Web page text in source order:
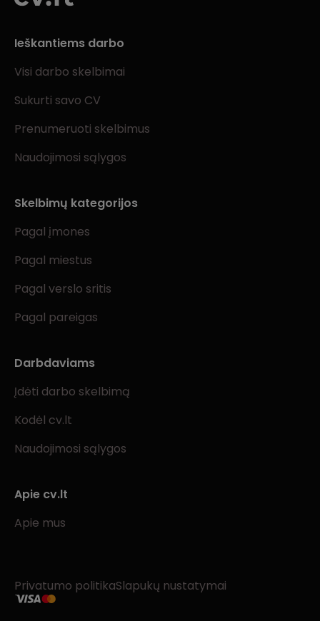
Ieškantiems darbo
Visi darbo skelbimai
Sukurti savo CV
Prenumeruoti skelbimus
Naudojimosi sąlygos
Skelbimų kategorijos
Pagal įmones
Pagal miestus
Pagal verslo sritis
Pagal pareigas
Darbdaviams
Įdėti darbo skelbimą
Kodėl cv.lt
Naudojimosi sąlygos
Apie cv.lt
Apie mus
Privatumo politikaSlapukų nustatymai